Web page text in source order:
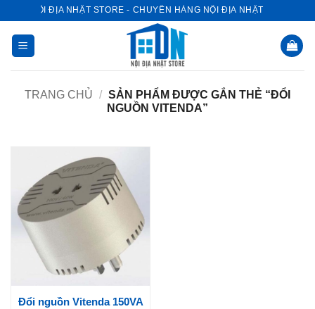
dung
NỘI ĐỊA NHẬT STORE - CHUYÊN HÀNG NỘI ĐỊA NHẬT
TRANG CHỦ / SẢN PHẨM ĐƯỢC GẮN THẺ “ĐỔI
NGUỒN VITENDA”
Đổi nguồn Vitenda 150VA